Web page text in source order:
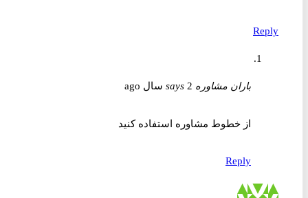
Reply
باران مشاوره says 2 سال ago
از خطوط مشاوره استفاده کنید
Reply